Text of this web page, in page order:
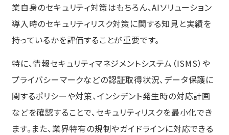
業自身のセキュリティ対策はもちろん、AIソリューション
導入時のセキュリティリスク対策に関する知見と実績を
持っているかを評価することが重要です。
特に、情報セキュリティマネジメントシステム（ISMS）や
プライバシーマークなどの認証取得状況、データ保護に
関するポリシーや対策、インシデント発生時の対応計画
などを確認することで、セキュリティリスクを最小化でき
ます。また、業界特有の規制やガイドラインに対応できる